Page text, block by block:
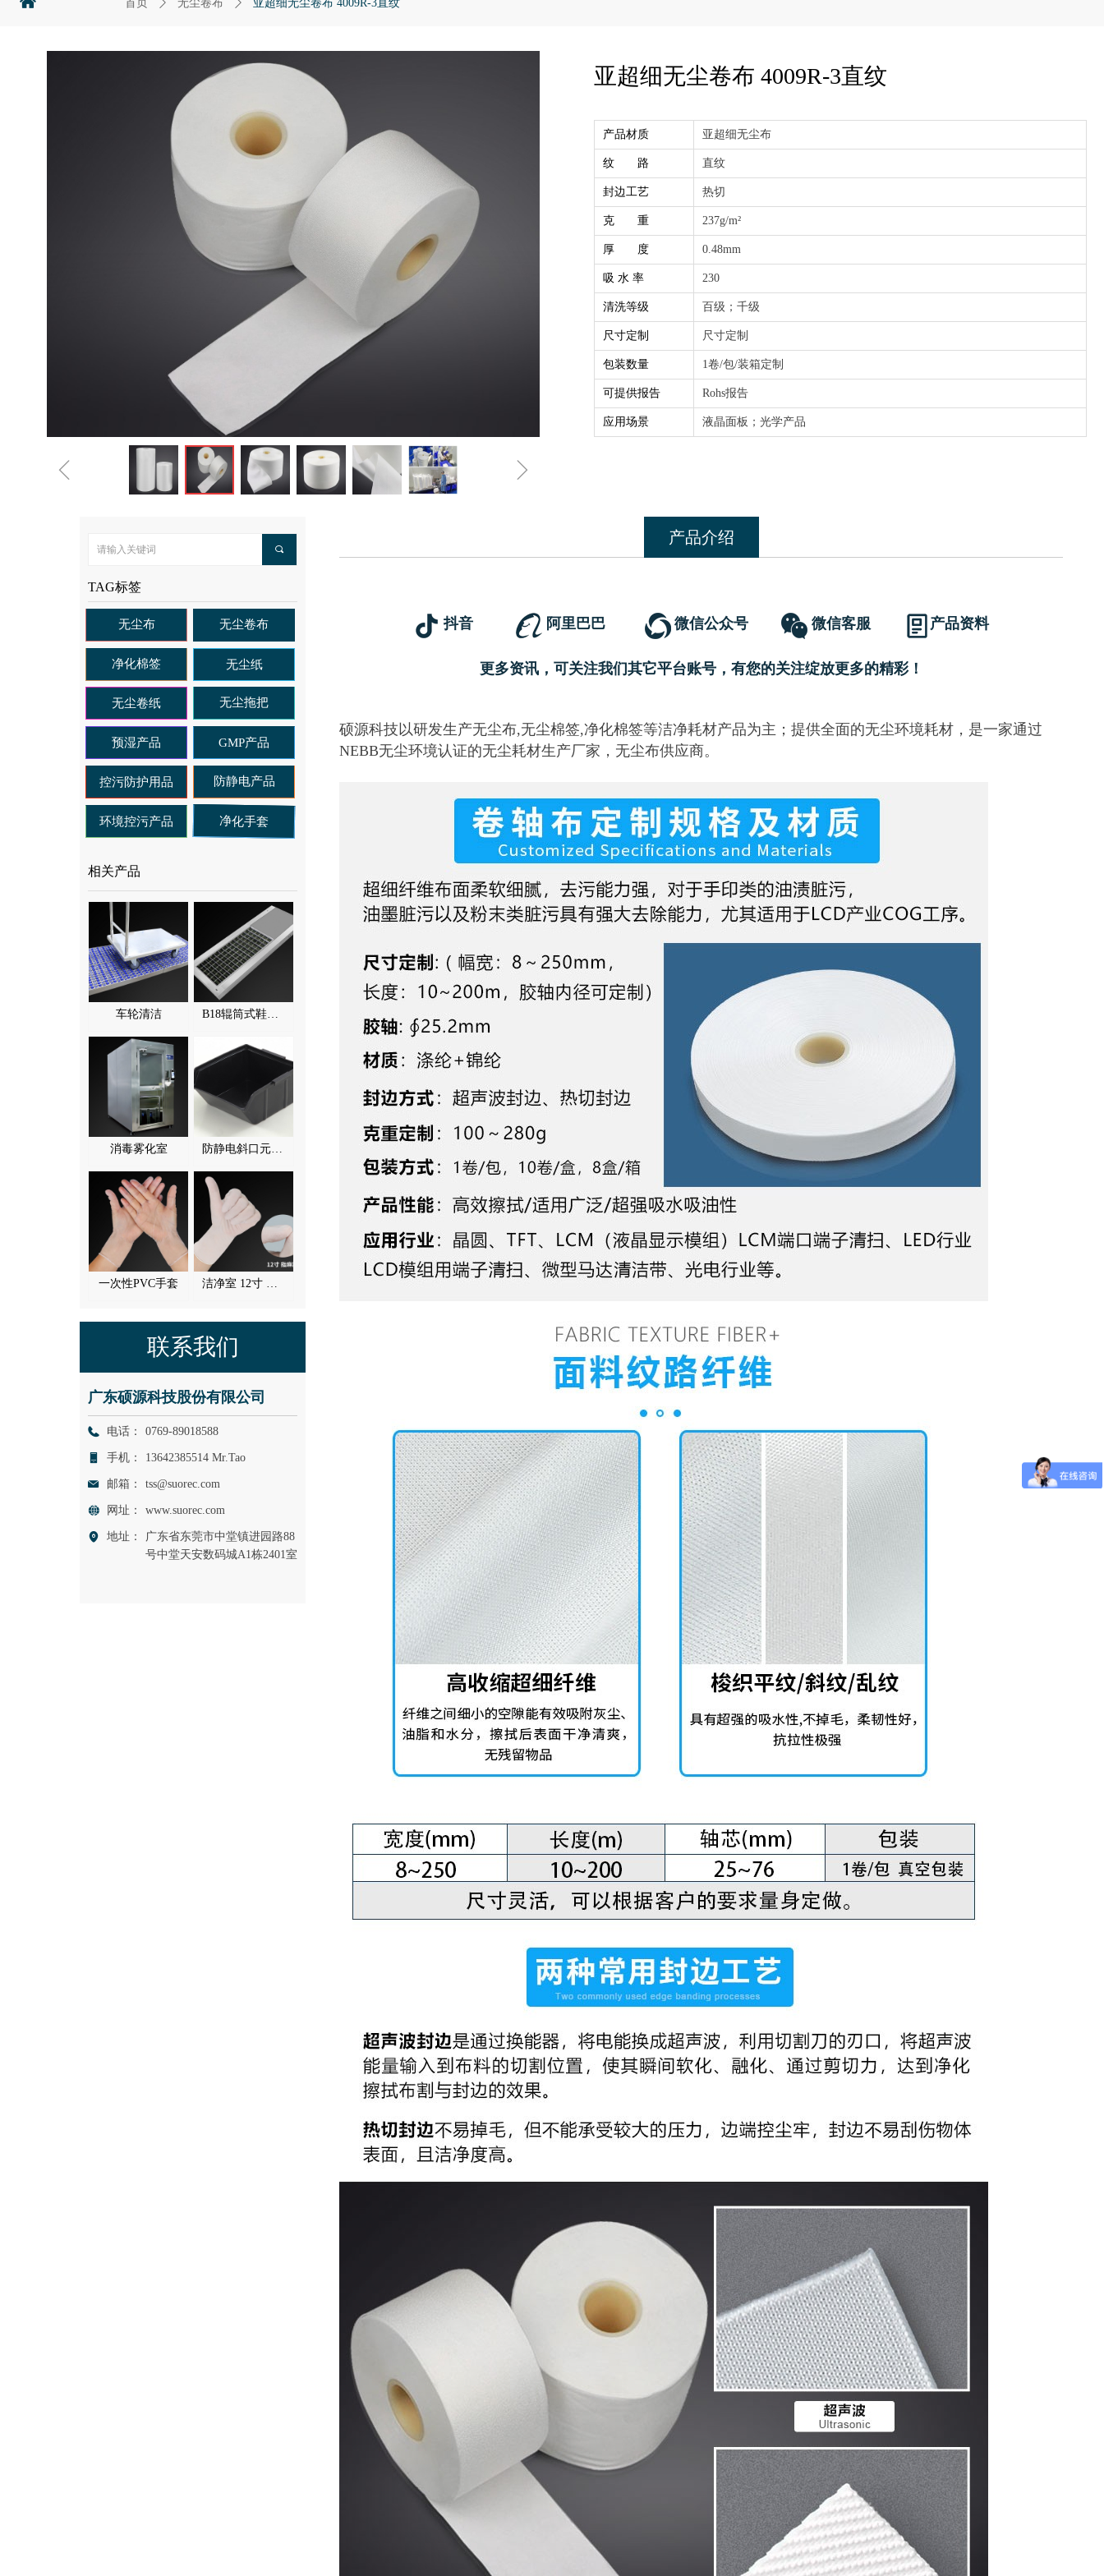
亚超细无尘卷布 4009R-3直纹
ꁆ ꁇ
产品材质 亚超细无尘布
纹 路 直纹
封边工艺 热切
克 重 237g/m²
厚 度 0.48mm
吸 水 率 230
清洗等级 百级；千级
尺寸定制 尺寸定制
包装数量 1卷/包/装箱定制
可提供报告 Rohs报告
应用场景 液晶面板；光学产品
抖音 阿里巴巴 微信公众号 微信客服 产品资料
更多资讯，可关注我们其它平台账号，有您的关注绽放更多的精彩！
硕源科技以研发生产无尘布,无尘棉签,净化棉签等洁净耗材产品为主；提供全面的无尘环境耗材，是一家通过
NEBB无尘环境认证的无尘耗材生产厂家，无尘布供应商。
产品介绍
끠
TAG标签
无尘布 无尘卷布
净化棉签 无尘纸
无尘拖把
预湿产品 GMP产品
控污防护用品 防静电产品
环境控污产品 净化手套
无尘卷纸
相关产品
车轮清洁 B18辊筒式鞋底清洁机
消毒雾化室 防静电斜口元件盒
一次性PVC手套 洁净室 12寸 白丁腈手套 (可灭菌)
联系我们
广东硕源科技股份有限公司
电话： 0769-89018588
手机： 13642385514 Mr.Tao
邮箱： tss@suorec.com
网址： www.suorec.com
地址：
广东省东莞市中堂镇进园路88
号中堂天安数码城A1栋2401室
首页 ꄲ 无尘卷布 ꄲ 亚超细无尘卷布 4009R-3直纹